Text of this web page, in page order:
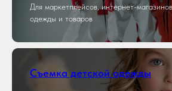
Для маркетплейсов, интернет-
одежды и товаров
Съемка детской одежды